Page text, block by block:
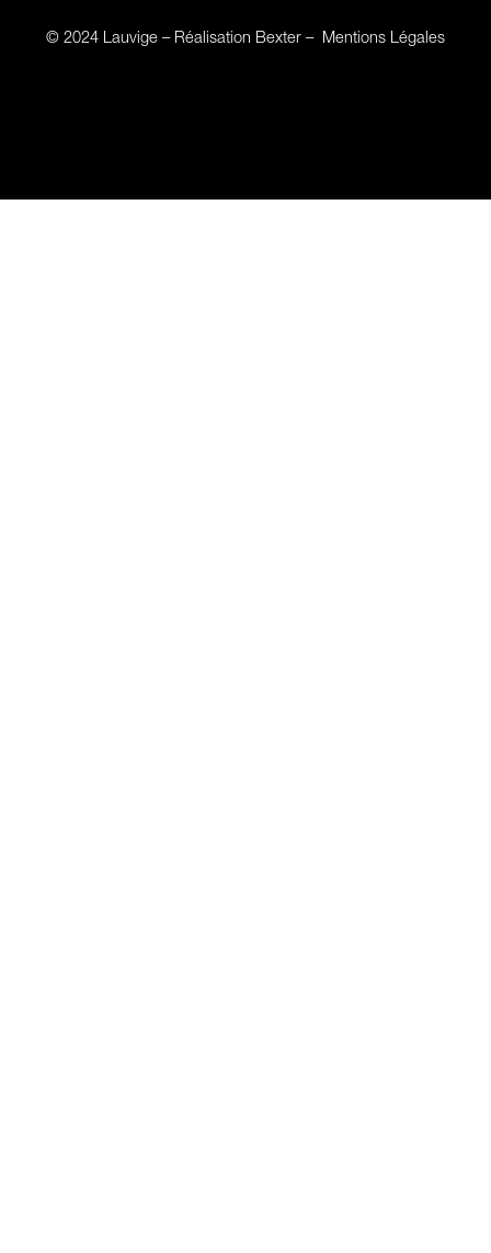
© 2024 Lauvige – Réalisation Bexter – Mentions Légales